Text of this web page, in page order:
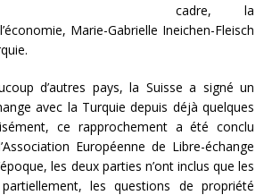
cadre, la
Marie-Gabrielle Ineichen-Fleisch
d’autres pays, la Suisse a signé un
avec la Turquie depuis déjà quelques
ce rapprochement a été conclu
Européenne de Libre-échange
les deux parties n’ont inclus que les
les questions de propriété